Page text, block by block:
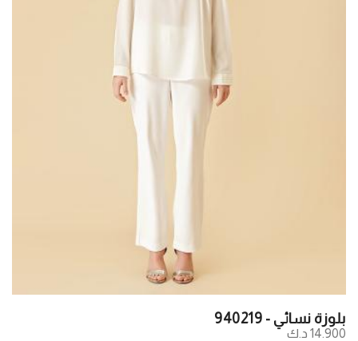
بلوزة نسائي - 940219
14.900 د.ك